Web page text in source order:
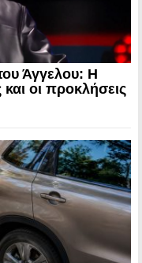
Άγγελου: Η
οι προκλήσεις